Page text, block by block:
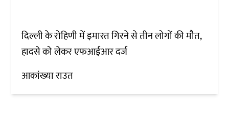
दिल्ली के रोहिणी में इमारत गिरने से तीन लोगों की मौत,
हादसे को लेकर एफआईआर दर्ज
आकांख्या राउत